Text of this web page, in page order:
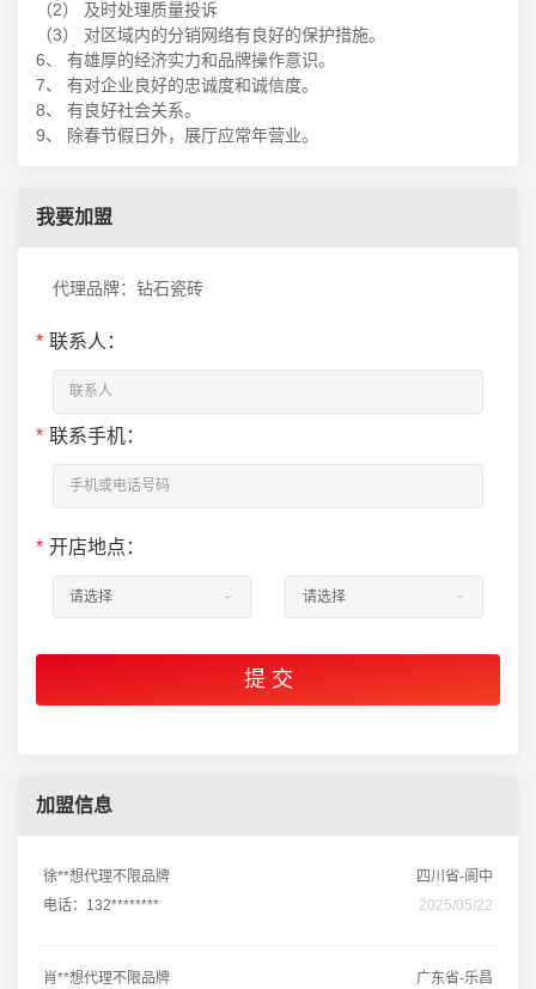
（2） 及时处理质量投诉
（3） 对区域内的分销网络有良好的保护措施。
6、 有雄厚的经济实力和品牌操作意识。
7、 有对企业良好的忠诚度和诚信度。
8、 有良好社会关系。
9、 除春节假日外，展厅应常年营业。
我要加盟
代理品牌：钻石瓷砖
* 联系人：
* 联系手机：
* 开店地点：
加盟信息
徐**想代理不限品牌
四川省-阆中
电话：132********
2025/05/22
肖**想代理不限品牌
广东省-乐昌